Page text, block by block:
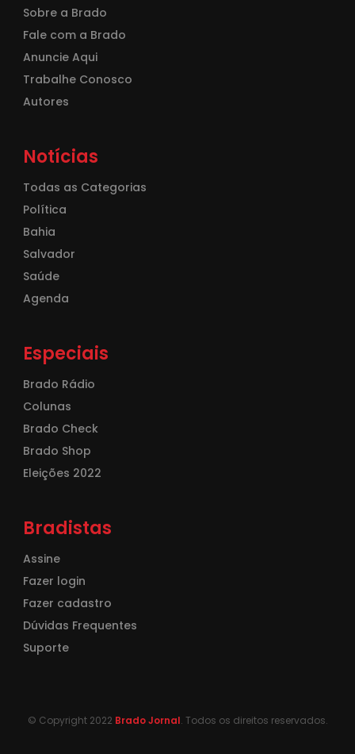
Sobre a Brado
Fale com a Brado
Anuncie Aqui
Trabalhe Conosco
Autores
Notícias
Todas as Categorias
Política
Bahia
Salvador
Saúde
Agenda
Especiais
Brado Rádio
Colunas
Brado Check
Brado Shop
Eleições 2022
Bradistas
Assine
Fazer login
Fazer cadastro
Dúvidas Frequentes
Suporte
© Copyright 2022 Brado Jornal. Todos os direitos reservados.